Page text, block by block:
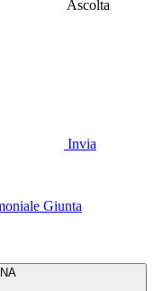
Ascolta
Invia
Giunta